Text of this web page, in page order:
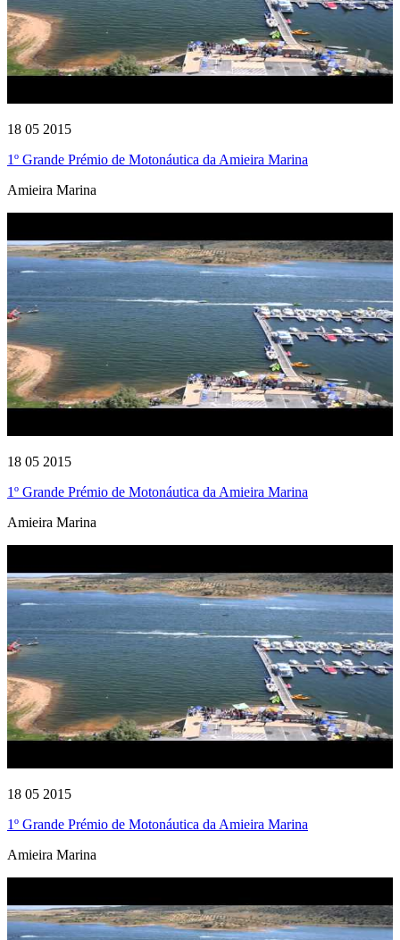
18 05 2015
1º Grande Prémio de Motonáutica da Amieira Marina
Amieira Marina
18 05 2015
1º Grande Prémio de Motonáutica da Amieira Marina
Amieira Marina
18 05 2015
1º Grande Prémio de Motonáutica da Amieira Marina
Amieira Marina